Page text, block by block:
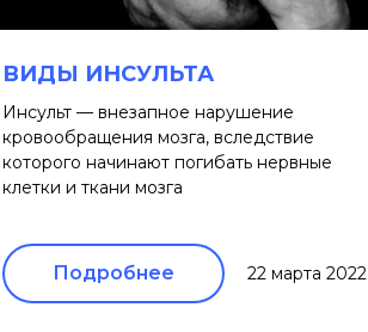
ВИДЫ ИНСУЛЬТА
Инсульт — внезапное нарушение
кровообращения мозга, вследствие
которого начинают погибать нервные
клетки и ткани мозга
Подробнее 22 марта 2022